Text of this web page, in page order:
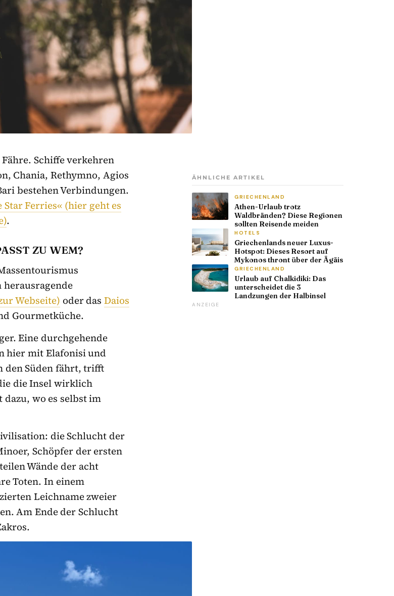
Schiffe verkehren
Chania, Rethymno, Agios
bestehen Verbindungen.
Star Ferries« (hier geht es
.
ZU WEM?
Webseite) oder das Daios
Gourmetküche.
Eine durchgehende
hier mit Elafonisi und
den Süden fährt, trifft
die Insel wirklich
wo es selbst im
die Schlucht der
Schöpfer der ersten
Wände der acht
Toten. In einem
Leichname zweier
Am Ende der Schlucht
ÄHNLICHE ARTIKEL
GRIECHENLAND
Athen-Urlaub trotz
Waldbränden? Diese Regionen
sollten Reisende meiden
HOTELS
Griechenlands neuer Luxus-
Hotspot: Dieses Resort auf
Mykonos thront über der Ägäis
GRIECHENLAND
Urlaub auf Chalkidiki: Das
unterscheidet die 3
Landzungen der Halbinsel
ANZEIGE